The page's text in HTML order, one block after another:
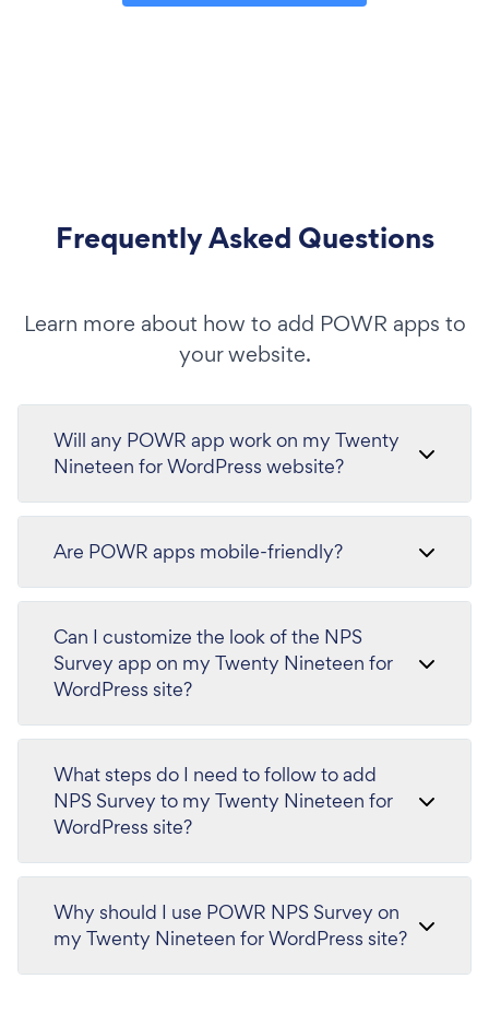
Frequently Asked Questions
Learn more about how to add POWR apps to
your website.
Will any POWR app work on my Twenty
Nineteen for WordPress website?
Are POWR apps mobile-friendly?
Can I customize the look of the NPS
Survey app on my Twenty Nineteen for
WordPress site?
What steps do I need to follow to add
NPS Survey to my Twenty Nineteen for
WordPress site?
Why should I use POWR NPS Survey on
my Twenty Nineteen for WordPress site?